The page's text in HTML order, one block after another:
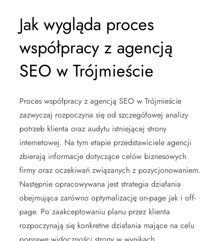
Jak wygląda proces
współpracy z agencją
SEO w Trójmieście
Proces współpracy z agencją SEO w Trójmieście
zazwyczaj rozpoczyna się od szczegółowej analizy
potrzeb klienta oraz audytu istniejącej strony
internetowej. Na tym etapie przedstawiciele agencji
zbierają informacje dotyczące celów biznesowych
firmy oraz oczekiwań związanych z pozycjonowaniem.
Następnie opracowywana jest strategia działania
obejmująca zarówno optymalizację on-page jak i off-
page. Po zaakceptowaniu planu przez klienta
rozpoczynają się konkretne działania mające na celu